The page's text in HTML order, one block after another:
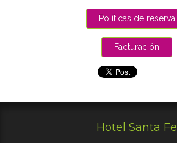
Políticas de reserva
Facturación
Hotel Santa Fe